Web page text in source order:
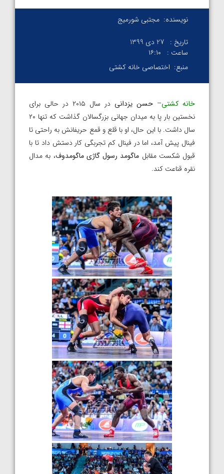
نویسنده: مجتبی شورمیج
تاریخ : 27 دی 1399
ساعت :
۱۶:۱۰
منبع: اختصاصی خانه کشتی
خانه کشتی– حسن یزدانی
در سال ۲۰۱۵ در حالی برای
نخستین بار پا به میدان جهانی بزرگسالان گذاشت که تنها ۲۰
سال داشت. با این حال، او با قلع و قمع حریفانش به راحتی تا
فینال پیش آمد، اما در فینال کم تجربگی کار دستش داد تا با
قبول شکست مقابل ماگومد رسول گاژی ماگومدوف، به مدال
نقره قناعت کند.